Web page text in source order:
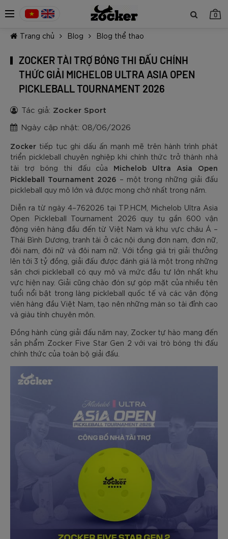
0
TIẾP TỤC MUA HÀNG
Trang chủ Blog Blog thể thao
ZOCKER TÀI TRỢ BÓNG THI ĐẤU CHÍNH
THỨC GIẢI MICHELOB ULTRA ASIA OPEN
PICKLEBALL TOURNAMENT 2026
Tác giả: Zocker Sport
Ngày cập nhật: 08/06/2026
Zocker tiếp tục ghi dấu ấn mạnh mẽ trên hành trình phát
triển pickleball chuyên nghiệp khi chính thức trở thành nhà
tài trợ bóng thi đấu của Michelob Ultra Asia Open
Pickleball Tournament 2026 – một trong những giải đấu
pickleball quy mô lớn và được mong chờ nhất trong năm.
Diễn ra từ ngày 4–762026 tại TP.HCM, Michelob Ultra Asia
Open Pickleball Tournament 2026 quy tụ gần 600 vận
động viên hàng đầu đến từ Việt Nam và khu vực châu Á –
Thái Bình Dương, tranh tài ở các nội dung đơn nam, đơn nữ,
đôi nam, đôi nữ và đôi nam nữ. Với tổng giá trị giải thưởng
lên tới 3 tỷ đồng, giải đấu được đánh giá là một trong những
sân chơi pickleball có quy mô và mức đầu tư lớn nhất khu
vực hiện nay. Giải cũng chào đón sự góp mặt của nhiều tên
tuổi nổi bật trong làng pickleball quốc tế và các vận động
viên hàng đầu Việt Nam, tạo nên những màn so tài đỉnh cao
và giàu tính chuyên môn.
Đồng hành cùng giải đấu năm nay, Zocker tự hào mang đến
sản phẩm Zocker Five Star Gen 2 với vai trò bóng thi đấu
chính thức của toàn bộ giải đấu.